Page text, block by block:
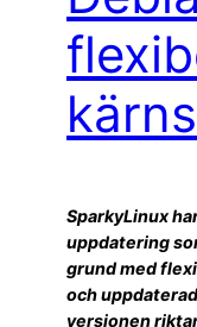
SparkyLinux
uppdatering
grund med
och
versionen